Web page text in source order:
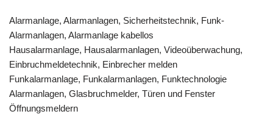
Alarmanlage, Alarmanlagen, Sicherheitstechnik, Funk-
Alarmanlagen, Alarmanlage kabellos
Hausalarmanlage, Hausalarmanlagen, Videoüberwachung,
Einbruchmeldetechnik, Einbrecher melden
Funkalarmanlage, Funkalarmanlagen, Funktechnologie
Alarmanlagen, Glasbruchmelder, Türen und Fenster
Öffnungsmeldern